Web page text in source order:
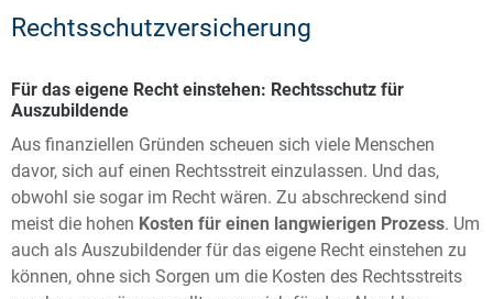
Rechtsschutzversicherung
Für das eigene Recht einstehen: Rechtsschutz für
Auszubildende
Aus finanziellen Gründen scheuen sich viele Menschen
davor, sich auf einen Rechtsstreit einzulassen. Und das,
obwohl sie sogar im Recht wären. Zu abschreckend sind
meist die hohen Kosten für einen langwierigen Prozess. Um
auch als Auszubildender für das eigene Recht einstehen zu
können, ohne sich Sorgen um die Kosten des Rechtsstreits